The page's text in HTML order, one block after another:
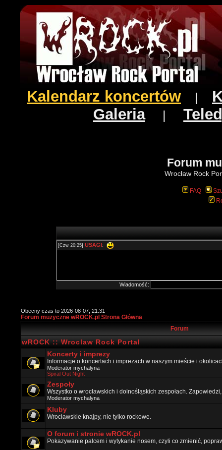
Kalendarz koncertów
Galeria|
Forum
Wrocław Rock
FAQ
Wiadomość:
Obecny czas to 2026-08-07, 21:31
Forum muzyczne wROCK.pl Strona Główna
Forum
wROCK :: Wroclaw Rock Portal
Koncerty i imprezy
Informacje o koncertach i imprezach w naszym mieście i
Moderator mychalyna
Spiral Out Night
Zespoły
Wszystko o wrocławskich i dolnośląskich zespołach.
Moderator mychalyna
Kluby
Wrocławskie knajpy, nie tylko rockowe.
O forum i stronie wROCK.pl
Pokazywanie palcem i wytykanie nosem, czyli co zmienić,